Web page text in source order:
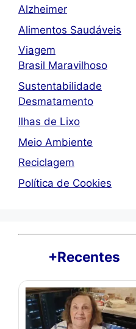
Alzheimer
Alimentos Saudáveis
Viagem
Brasil Maravilhoso
Sustentabilidade
Desmatamento
Ilhas de Lixo
Meio Ambiente
Reciclagem
Política de Cookies
+Recentes